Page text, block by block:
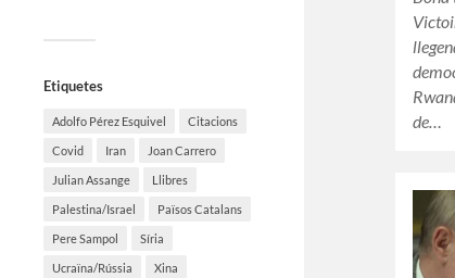
Etiquetes
Adolfo Pérez Esquivel Citacions
Covid Iran Joan Carrero
Julian Assange Llibres
Palestina/Israel Països Catalans
Pere Sampol Síria
Ucraïna/Rússia Xina
de…